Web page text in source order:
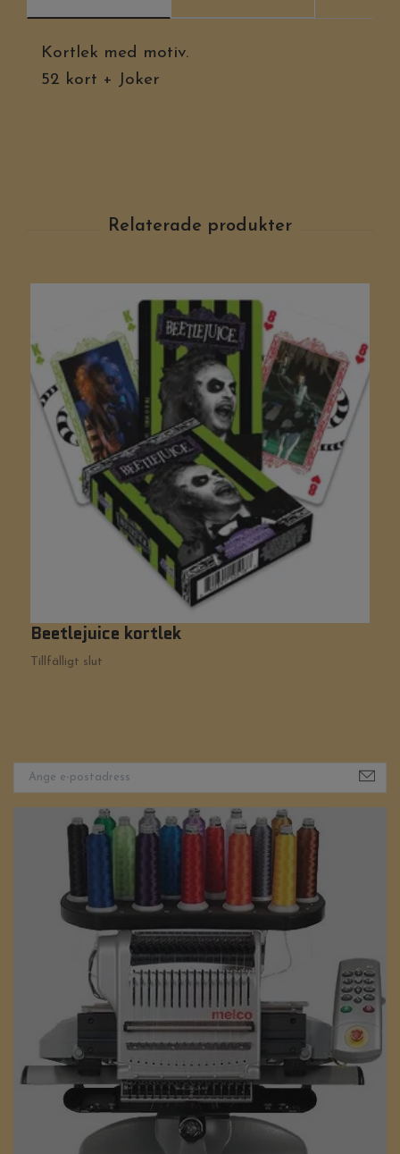
Kortlek med motiv.
52 kort + Joker
Beetlejuice kortlek
Tillfälligt slut